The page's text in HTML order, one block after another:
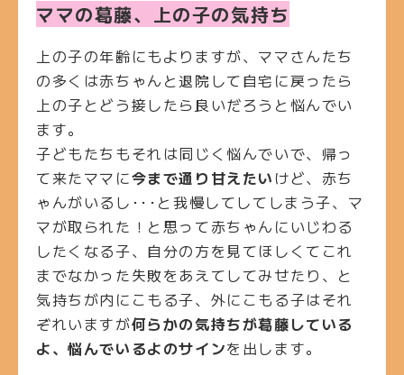
ママの葛藤、上の子の気持ち
上の子の年齢にもよりますが、ママさんたち
の多くは赤ちゃんと退院して自宅に戻ったら
上の子とどう接したら良いだろうと悩んでい
ます。
子どもたちもそれは同じく悩んでいで、帰っ
て来たママに今まで通り甘えたいけど、赤ち
ゃんがいるし･･･と我慢してしてしまう子、マ
マが取られた！と思って赤ちゃんにいじわる
したくなる子、自分の方を見てほしくてこれ
までなかった失敗をあえてしてみせたり、と
気持ちが内にこもる子、外にこもる子はそれ
ぞれいますが何らかの気持ちが葛藤している
よ、悩んでいるよのサインを出します。